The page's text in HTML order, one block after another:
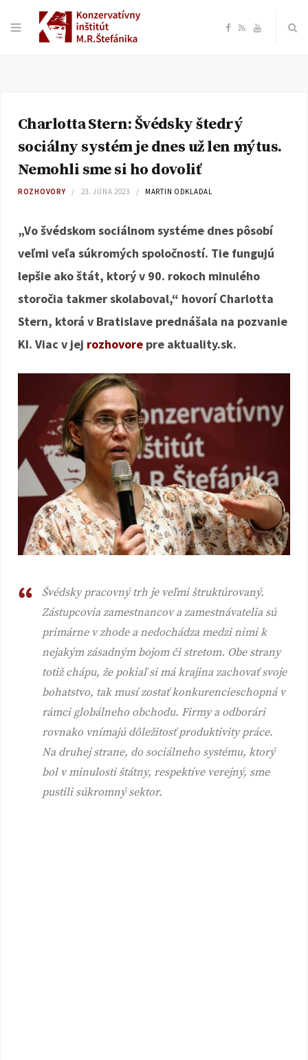
F
e
o
R Y
e
Charlotta Stern: Švédsky štedrý
sociálny systém je dnes už len mýtus.
Nemohli sme si ho dovoliť
ROZHOVORY 23. JÚNA 2023 MARTIN ODKLADAL
„Vo švédskom sociálnom systéme dnes pôsobí
veľmi veľa súkromých spoločností. Tie fungujú
lepšie ako štát, ktorý v 90. rokoch minulého
storočia takmer skolaboval,“ hovorí Charlotta
Stern, ktorá v Bratislave prednášala na pozvanie
KI. Viac v jej rozhovore pre aktuality.sk.
Švédsky pracovný trh je veľmi štruktúrovaný.
Zástupcovia zamestnancov a zamestnávatelia sú
primárne v zhode a nedochádza medzi nimi k
nejakým zásadným bojom či stretom. Obe strany
totiž chápu, že pokiaľ si má krajina zachovať svoje
bohatstvo, tak musí zostať konkurencieschopná v
rámci globálneho obchodu. Firmy a odborári
rovnako vnímajú dôležitosť produktivity práce.
Na druhej strane, do sociálneho systému, ktorý
bol v minulosti štátny, respektíve verejný, sme
pustili súkromný sektor.